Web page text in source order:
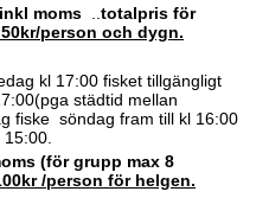
moms
totalpris för
person och dygn.
kl 17:00 fisket tillgängligt
städtid mellan
fiske söndag fram till kl 16:00
(för grupp max 8
/person för helgen.